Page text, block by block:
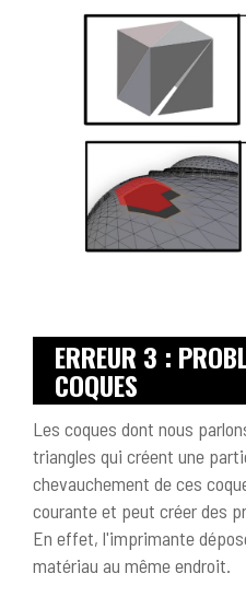
ERREUR 3 :
COQUES
Les coques dont nous
triangles qui créent une
chevauchement de ces
courante et peut créer des
En effet, l'imprimante
matériau au même endroit.